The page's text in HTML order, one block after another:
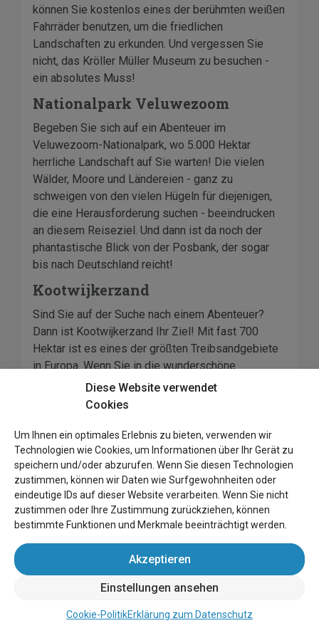
können Sie kostenlos eines der berühmten weißen
Fahrräder benutzen, um die friedlichen
Landschaften zu erkunden. Und vergessen Sie
nicht, das Kröller Müller Museum zu besuchen -
ein absolutes Muss!
Nationalpark Veluwezoom
Begeben Sie sich auf ein Abenteuer im
Veluwezoom-Nationalpark, wo 5.000 Hektar
herrliche Landschaft auf Sie warten! Die vielen
Wälder, Moore und Ländereien - ganz zu
schweigen von den vielen Hügeln für diejenigen,
die eine Herausforderung suchen - beeindrucken
an diesem Reiseziel. Und dann ist da noch der
phantastische Blick von der Posbank, der sogar
bis nach Deutschland reicht!
Kootwijkerzand
Sind Sie auf der Suche nach einem Abenteuer?
Dann ist Kootwijkerzand Ihr Ziel! Mit fast 700
Hektar ist es eines der größten Treibsandgebiete
in Europa. Wenn Sie in die wunderschöne
Landschaft eintauchen, sehen Sie die Natur in
Bewegung mit ihrer üppigen Tierwelt - Rehe,
Besuchen Sie auchRadio Kootwijk , ein
majestätisches, tempelartiges Gebäude, in dem
einst der Kontakt mit den Niederländisch-
Ostindischen Inseln hergestellt wurde - vom
Wachturm aus haben Sie außerdem einen
atemberaubenden Blick auf das Reservat!
Die schönsten
Wanderwege in der
Veluwe!
Diese Website verwendet
Cookies
Um Ihnen ein optimales Erlebnis zu bieten, verwenden wir
Technologien wie Cookies, um Informationen über Ihr Gerät zu
speichern und/oder abzurufen. Wenn Sie diesen Technologien
zustimmen, können wir Daten wie Surfgewohnheiten oder
eindeutige IDs auf dieser Website verarbeiten. Wenn Sie nicht
zustimmen oder Ihre Zustimmung zurückziehen, können
bestimmte Funktionen und Merkmale beeinträchtigt werden.
Akzeptieren
Einstellungen ansehen
Cookie-PolitikErklärung zum Datenschutz